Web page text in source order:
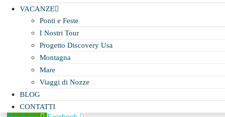
VACANZE
Ponti e Feste
I Nostri Tour
Progetto Discovery Usa
Montagna
Mare
Viaggi di Nozze
BLOG
CONTATTI